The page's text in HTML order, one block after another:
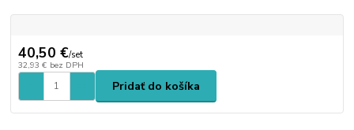
40,50 €/set
32,93 € bez DPH
Pridať do košíka